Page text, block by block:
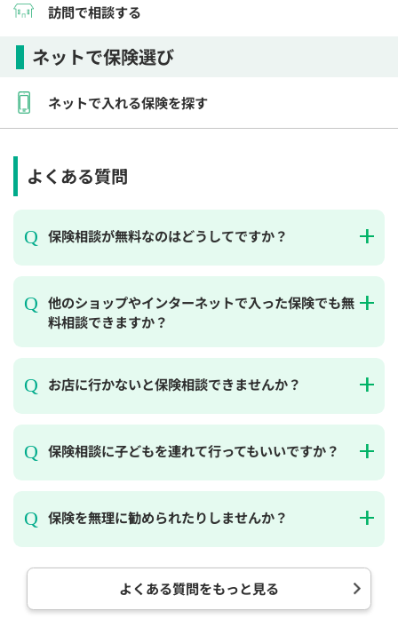
訪問で相談する
ネットで保険選び
ネットで入れる保険を探す
よくある質問
保険相談が無料なのはどうしてですか？
他のショップやインターネットで入った保険でも無
料相談できますか？
お店に行かないと保険相談できませんか？
保険相談に子どもを連れて行ってもいいですか？
保険を無理に勧められたりしませんか？
よくある質問をもっと見る